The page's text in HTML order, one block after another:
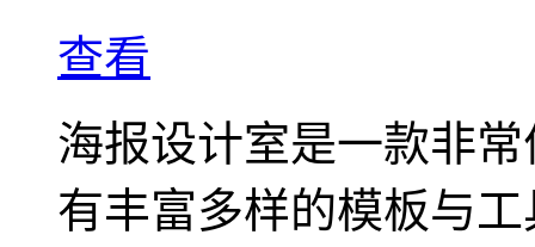
查看
海报设计室是一款非
有丰富多样的模板与